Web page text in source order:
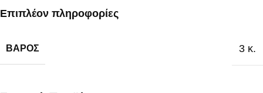
Επιπλέον πληροφορίες
ΒΆΡΟΣ 3 κ.